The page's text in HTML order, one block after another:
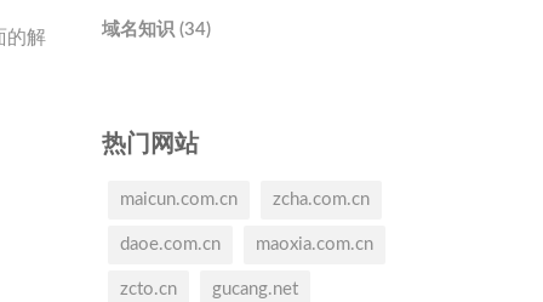
的解
域名知识 (34)
热门网站
maicun.com.cn zcha.com.cn
daoe.com.cn maoxia.com.cn
zcto.cn gucang.net